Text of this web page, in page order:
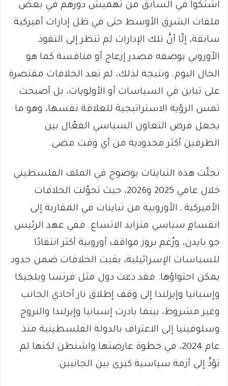
اشتكوا في السابق من تهميش دورهم في بعض
ملفات الشرق الأوسط حتى في ظل إدارات أميركية
سابقة، إلّا أنَّ تلك الإدارات لم تنظر إلى النفوذ
الأوروبي بوصفه مصدر إزعاج أو منافسة كما هو
الحال اليوم. ونتيجة لذلك، لم تعد الخلافات مقتصرة
على تباين في السياسات أو الأولويات، بل أصبحت
تمس الرؤية الاستراتيجية للعلاقة نفسها، وهو ما
يجعل فرص التعاون السياسي الفعّال بين
الطرفين أكثر محدودية من أي وقت مضى.
تجلّت هذه التباينات بوضوح في الملف الفلسطيني
خلال عامي 2025 و2026، حيث تحوّلت الخلافات
الأميركية ـ الأوروبية من تباينات في المقاربة إلى
انقسامٍ سياسي متزايد الاتساع. ففي عهد الرئيس
جو بايدن، ورُغم بروز مواقف أوروبية أكثر انتقادًا
للسياسات الإسرائيلية، بقيت الخلافات ضمن حدود
يمكن احتواؤها. فقد دعت دول مثل فرنسا وبلجيكا
وإسبانيا وإيرلندا إلى وقف إطلاق نار أحادي الجانب
وغير مشروط، بينما بادرت إسبانيا وإيرلندا والنروج
وسلوفينيا إلى الاعتراف بالدولة الفلسطينية منذ
عام 2024، في خطوة عارضتها واشنطن لكنها لم
تؤدِّ إلى أزمة سياسية كبرى بين الجانبين.